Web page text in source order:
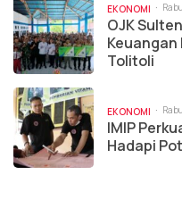
EKONOMI
OJK
Keuangan
Tolitoli
EKONOMI
IMIP
Hadapi